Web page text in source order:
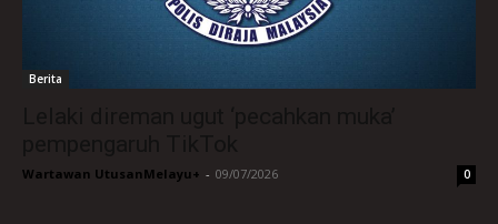
Berita
Wartawan UtusanMelayu+ - 09/07/2026 0